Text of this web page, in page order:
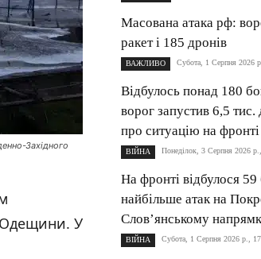
Західного
Одещини. У
Масована атака рф:
ракет і 185 дронів
ВАЖЛИВО Субота, 1 Серпня 2026
Відбулось понад 180
ворог запустив 6,5
про ситуацію на фронті
ВІЙНА Понеділок, 3 Серпня 2026
На фронті відбулося 59
найбільше атак на
Слов’янському
ВІЙНА Субота, 1 Серпня 2026 р.,